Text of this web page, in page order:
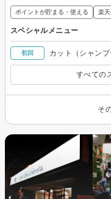
ポイントが貯まる・使える 楽
スペシャルメニュー
初回 カット（シャンプ
すべての
そ